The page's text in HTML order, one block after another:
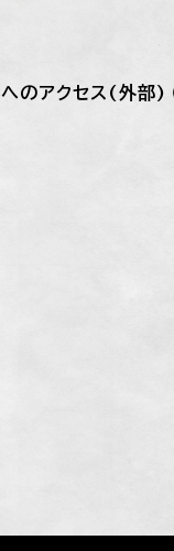
のアクセス(外部)